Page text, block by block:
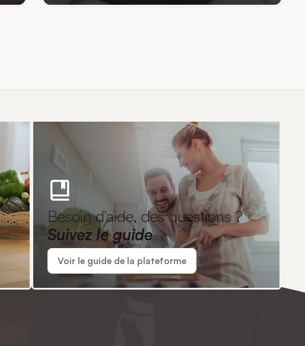
Besoin d'aide, des questions ?
Suivez le guide
Voir le guide de la plateforme